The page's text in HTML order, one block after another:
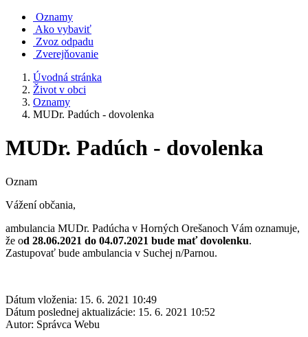
Oznamy
Ako vybaviť
Zvoz odpadu
Zverejňovanie
Úvodná stránka
Život v obci
Oznamy
MUDr. Padúch - dovolenka
MUDr. Padúch - dovolenka
Oznam
Vážení občania,
ambulancia MUDr. Padúcha v Horných Orešanoch Vám oznamuje,
že od 28.06.2021 do 04.07.2021 bude mať dovolenku.
Zastupovať bude ambulancia v Suchej n/Parnou.
Dátum vloženia: 15. 6. 2021 10:49
Dátum poslednej aktualizácie: 15. 6. 2021 10:52
Autor: Správca Webu